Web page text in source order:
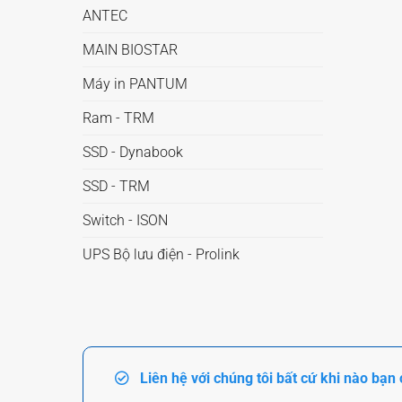
ANTEC
MAIN BIOSTAR
Máy in PANTUM
Ram - TRM
SSD - Dynabook
SSD - TRM
Switch - ISON
UPS Bộ lưu điện - Prolink
Liên hệ với chúng tôi bất cứ khi nào bạn